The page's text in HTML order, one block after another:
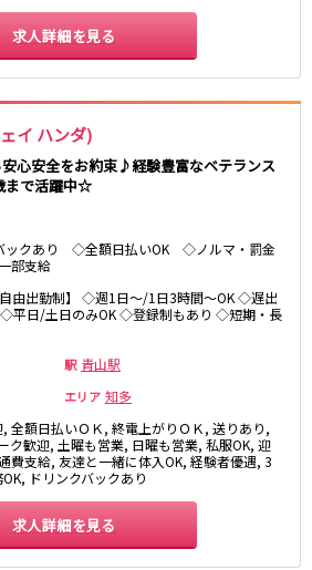
求人詳細を見る
イ ハンダ)
心安全をお約束♪経験豊富なベテランス
まで活躍中☆
ックあり ◇全額日払いOK ◇ノルマ・罰金
部支給
由出勤制】 ◇週1日～/1日3時間～OK ◇遅出
平日/土日のみOK ◇登録制もあり ◇短期・長
駅 青山駅
エリア 知多
全額日払いＯＫ, 終電上がりＯＫ, 送りあり,
ク歓迎, 土曜も営業, 日曜も営業, 私服OK, 迎
費支給, 友達と一緒に体入OK, 経験者優遇, 3
ドリンクバックあり
求人詳細を見る